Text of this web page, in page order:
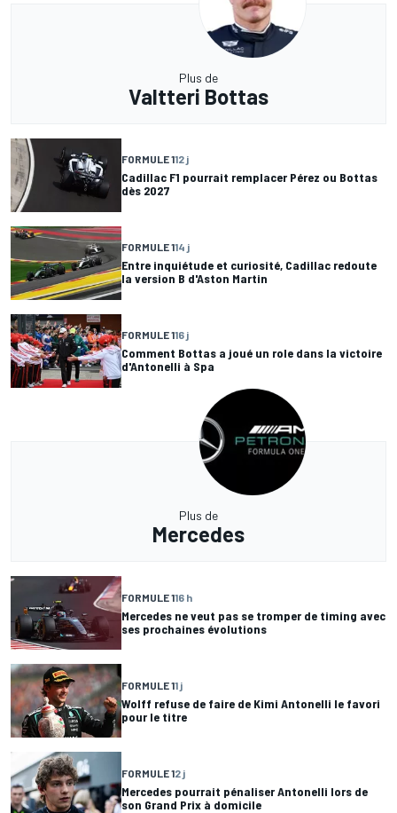
Plus de
Valtteri Bottas
FORMULE 112 j
Cadillac F1 pourrait remplacer Pérez ou Bottas
dès 2027
FORMULE 114 j
Entre inquiétude et curiosité, Cadillac redoute
la version B d'Aston Martin
FORMULE 116 j
Comment Bottas a joué un role dans la victoire
d'Antonelli à Spa
Plus de
Mercedes
FORMULE 116 h
Mercedes ne veut pas se tromper de timing avec
ses prochaines évolutions
FORMULE 11 j
Wolff refuse de faire de Kimi Antonelli le favori
pour le titre
FORMULE 12 j
Mercedes pourrait pénaliser Antonelli lors de
son Grand Prix à domicile